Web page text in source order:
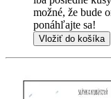
možné, že bude
ponáhľajte sa!
Vložiť do košíka